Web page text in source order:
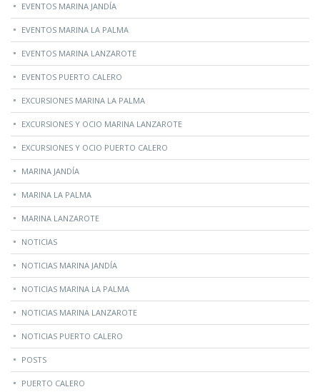
EVENTOS MARINA JANDÍA
EVENTOS MARINA LA PALMA
EVENTOS MARINA LANZAROTE
EVENTOS PUERTO CALERO
EXCURSIONES MARINA LA PALMA
EXCURSIONES Y OCIO MARINA LANZAROTE
EXCURSIONES Y OCIO PUERTO CALERO
MARINA JANDÍA
MARINA LA PALMA
MARINA LANZAROTE
NOTICIAS
NOTICIAS MARINA JANDÍA
NOTICIAS MARINA LA PALMA
NOTICIAS MARINA LANZAROTE
NOTICIAS PUERTO CALERO
POSTS
PUERTO CALERO